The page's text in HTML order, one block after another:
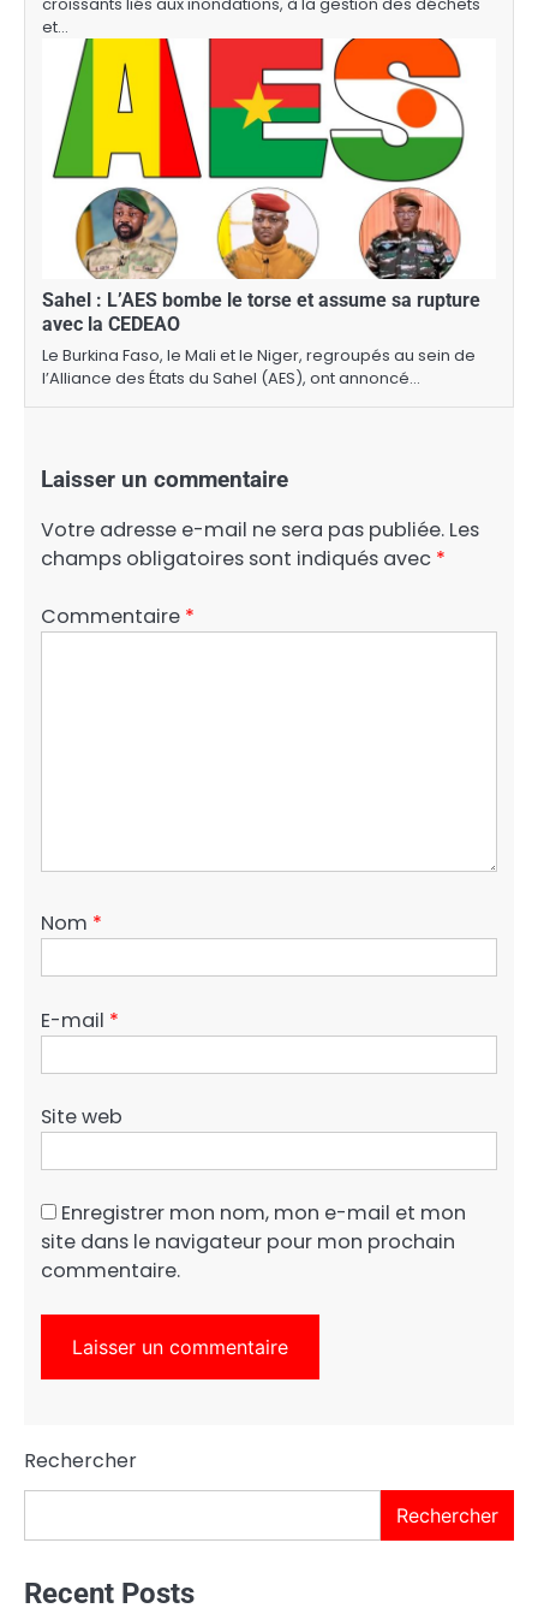
et…
Sahel : L’AES bombe le torse et assume sa rupture
avec la CEDEAO
Le Burkina Faso, le Mali et le Niger, regroupés au sein de
l’Alliance des États du Sahel (AES), ont annoncé…
Laisser un commentaire
Votre adresse e-mail ne sera pas publiée. Les
champs obligatoires sont indiqués avec *
Commentaire *
Nom *
E-mail *
Site web
Enregistrer mon nom, mon e-mail et mon
site dans le navigateur pour mon prochain
commentaire.
Rechercher
Rechercher
Recent Posts